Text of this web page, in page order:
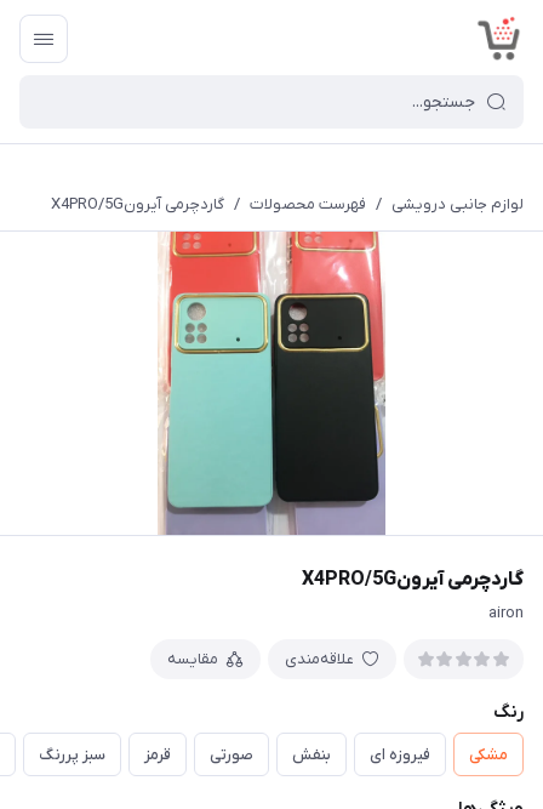
لوازم جانبی درویشی / فهرست محصولات / گاردچرمی آیرونX4PRO/5G
گاردچرمی آیرونX4PRO/5G
airon
علاقه‌مندی مقایسه
رنگ
مشکی فیروزه ای بنفش صورتی قرمز سبز پررنگ